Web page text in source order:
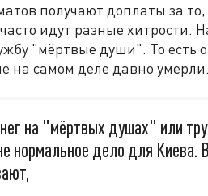
получают доплаты за
идут разные хитрости.
"мёртвые души". То есть
на самом деле давно умерли.
на "мёртвых душах" или
нормальное дело для Киева.